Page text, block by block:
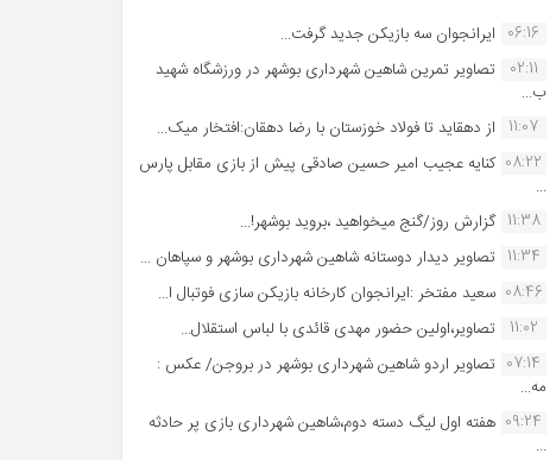
06:16 ایرانجوان سه بازیکن جدید گرفت...
02:11
تصاویر تمرین شاهین شهردارى بوشهر در ورزشگاه شهید
ب...
11:07 از دهقاید تا فولاد خوزستان با رضا دهقان:افتخار میک...
08:22 کنایه عجیب امیر حسین صادقی پیش از بازی مقابل پارس
...
11:38 گزارش روز/گنج میخواهید ،بروید بوشهر!...
11:34 تصاویر دیدار دوستانه شاهین شهردارى بوشهر و سپاهان ...
08:46 سعید مفتخر :ایرانجوان کارخانه بازیکن سازی فوتبال ا...
11:02
تصاویر،اولین حضور مهدی قائدی با لباس استقلال...
07:14 تصاویر اردو شاهین شهرداری بوشهر در بروجن/ عکس :
مه...
09:24 هفته اول لیگ دسته دوم،شاهین شهرداری بازی پر حادثه
...